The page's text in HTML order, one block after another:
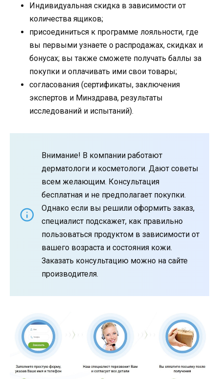
Индивидуальная скидка в зависимости от
количества ящиков;
присоединиться к программе лояльности, где
вы первыми узнаете о распродажах, скидках и
бонусах; вы также сможете получать баллы за
покупки и оплачивать ими свои товары;
согласования (сертификаты, заключения
экспертов и Минздрава, результаты
исследований и испытаний).
Внимание! В компании работают
дерматологи и косметологи. Дают советы
всем желающим. Консультация
бесплатная и не предполагает покупки.
Однако если вы решили оформить заказ,
специалист подскажет, как правильно
пользоваться продуктом в зависимости от
вашего возраста и состояния кожи.
Заказать консультацию можно на сайте
производителя.